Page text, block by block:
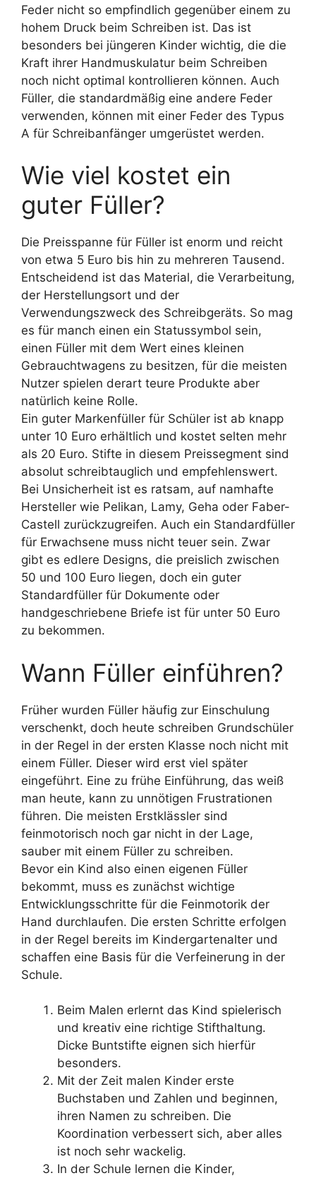
Feder nicht so empfindlich gegenüber einem zu
hohem Druck beim Schreiben ist. Das ist
besonders bei jüngeren Kinder wichtig, die die
Kraft ihrer Handmuskulatur beim Schreiben
noch nicht optimal kontrollieren können. Auch
Füller, die standardmäßig eine andere Feder
verwenden, können mit einer Feder des Typus
A für Schreibanfänger umgerüstet werden.
Wie viel kostet ein
guter Füller?
Die Preisspanne für Füller ist enorm und reicht
von etwa 5 Euro bis hin zu mehreren Tausend.
Entscheidend ist das Material, die Verarbeitung,
der Herstellungsort und der
Verwendungszweck des Schreibgeräts. So mag
es für manch einen ein Statussymbol sein,
einen Füller mit dem Wert eines kleinen
Gebrauchtwagens zu besitzen, für die meisten
Nutzer spielen derart teure Produkte aber
natürlich keine Rolle.
Ein guter Markenfüller für Schüler ist ab knapp
unter 10 Euro erhältlich und kostet selten mehr
als 20 Euro. Stifte in diesem Preissegment sind
absolut schreibtauglich und empfehlenswert.
Bei Unsicherheit ist es ratsam, auf namhafte
Hersteller wie Pelikan, Lamy, Geha oder Faber-
Castell zurückzugreifen. Auch ein Standardfüller
für Erwachsene muss nicht teuer sein. Zwar
gibt es edlere Designs, die preislich zwischen
50 und 100 Euro liegen, doch ein guter
Standardfüller für Dokumente oder
handgeschriebene Briefe ist für unter 50 Euro
zu bekommen.
Wann Füller einführen?
Früher wurden Füller häufig zur Einschulung
verschenkt, doch heute schreiben Grundschüler
in der Regel in der ersten Klasse noch nicht mit
einem Füller. Dieser wird erst viel später
eingeführt. Eine zu frühe Einführung, das weiß
man heute, kann zu unnötigen Frustrationen
führen. Die meisten Erstklässler sind
feinmotorisch noch gar nicht in der Lage,
sauber mit einem Füller zu schreiben.
Bevor ein Kind also einen eigenen Füller
bekommt, muss es zunächst wichtige
Entwicklungsschritte für die Feinmotorik der
Hand durchlaufen. Die ersten Schritte erfolgen
in der Regel bereits im Kindergartenalter und
schaffen eine Basis für die Verfeinerung in der
Schule.
Beim Malen erlernt das Kind spielerisch
und kreativ eine richtige Stifthaltung.
Dicke Buntstifte eignen sich hierfür
besonders.
Mit der Zeit malen Kinder erste
Buchstaben und Zahlen und beginnen,
ihren Namen zu schreiben. Die
Koordination verbessert sich, aber alles
ist noch sehr wackelig.
In der Schule lernen die Kinder,